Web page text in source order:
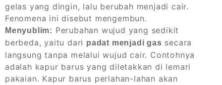
gelas yang dingin, lalu berubah menjadi cair.
Fenomena ini disebut mengembun.
Menyublim: Perubahan wujud yang sedikit
berbeda, yaitu dari padat menjadi gas secara
langsung tanpa melalui wujud cair. Contohnya
adalah kapur barus yang diletakkan di lemari
pakaian. Kapur barus perlahan-lahan akan